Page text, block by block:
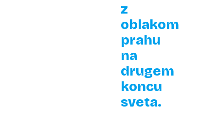
z
oblakom
prahu
na
drugem
koncu
sveta.